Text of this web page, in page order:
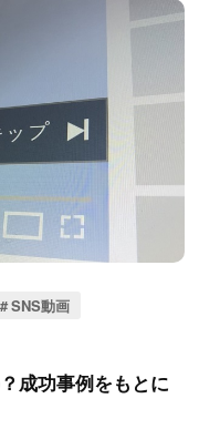
SNS動画
成功事例をもとに